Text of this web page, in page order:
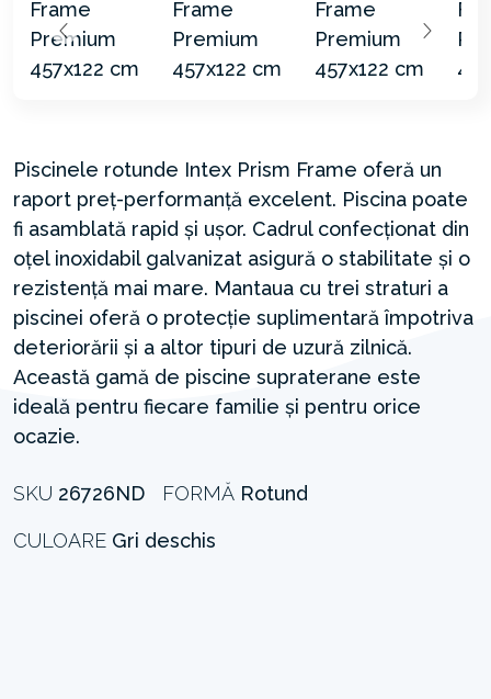
Piscinele rotunde Intex Prism Frame oferă un
raport preț-performanță excelent. Piscina poate
fi asamblată rapid și ușor. Cadrul confecționat din
oțel inoxidabil galvanizat asigură o stabilitate și o
rezistență mai mare. Mantaua cu trei straturi a
piscinei oferă o protecție suplimentară împotriva
deteriorării și a altor tipuri de uzură zilnică.
Această gamă de piscine supraterane este
ideală pentru fiecare familie și pentru orice
ocazie.
SKU 26726ND FORMĂ Rotund
CULOARE Gri deschis